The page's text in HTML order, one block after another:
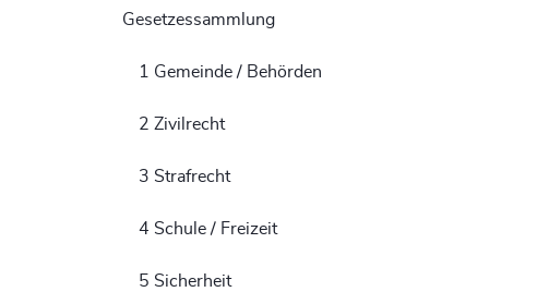
Gesetzessammlung
1 Gemeinde / Behörden
2 Zivilrecht
3 Strafrecht
4 Schule / Freizeit
5 Sicherheit